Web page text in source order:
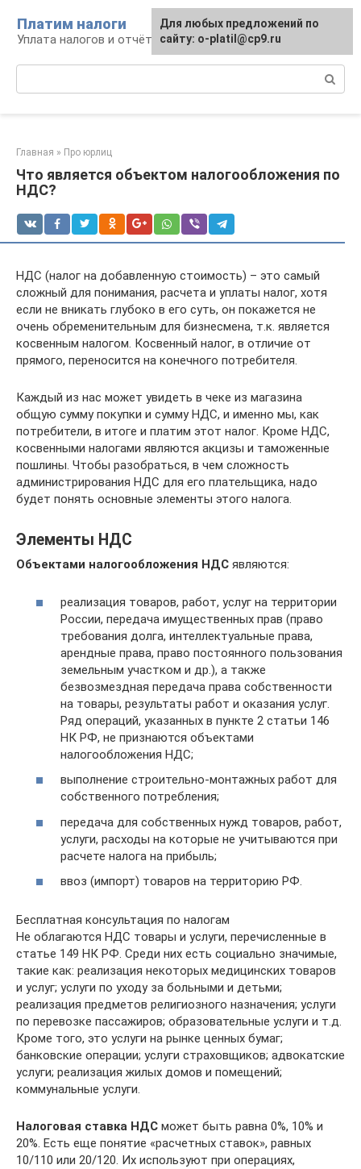
контенту
Платим налоги
Уплата налогов и отчётность
Главная » Про юрлиц
Что является объектом налогообложения по
НДС?
НДС (налог на добавленную стоимость) – это самый
сложный для понимания, расчета и уплаты налог, хотя
если не вникать глубоко в его суть, он покажется не
очень обременительным для бизнесмена, т.к. является
косвенным налогом. Косвенный налог, в отличие от
прямого, переносится на конечного потребителя.
Каждый из нас может увидеть в чеке из магазина
общую сумму покупки и сумму НДС, и именно мы, как
потребители, в итоге и платим этот налог. Кроме НДС,
косвенными налогами являются акцизы и таможенные
пошлины. Чтобы разобраться, в чем сложность
администрирования НДС для его плательщика, надо
будет понять основные элементы этого налога.
Элементы НДС
Объектами налогообложения НДС являются:
реализация товаров, работ, услуг на территории
России, передача имущественных прав (право
требования долга, интеллектуальные права,
арендные права, право постоянного пользования
земельным участком и др.), а также
безвозмездная передача права собственности
на товары, результаты работ и оказания услуг.
Ряд операций, указанных в пункте 2 статьи 146
НК РФ, не признаются объектами
налогообложения НДС;
выполнение строительно-монтажных работ для
собственного потребления;
передача для собственных нужд товаров, работ,
услуги, расходы на которые не учитываются при
расчете налога на прибыль;
ввоз (импорт) товаров на территорию РФ.
Бесплатная консультация по налогам
Не облагаются НДС товары и услуги, перечисленные в
статье 149 НК РФ. Среди них есть социально значимые,
такие как: реализация некоторых медицинских товаров
и услуг; услуги по уходу за больными и детьми;
реализация предметов религиозного назначения; услуги
по перевозке пассажиров; образовательные услуги и т.д.
Кроме того, это услуги на рынке ценных бумаг;
банковские операции; услуги страховщиков; адвокатские
услуги; реализация жилых домов и помещений;
коммунальные услуги.
Налоговая ставка НДС может быть равна 0%, 10% и
20%. Есть еще понятие «расчетных ставок», равных
10/110 или 20/120. Их используют при операциях,
Для любых предложений по
сайту: o-platil@cp9.ru